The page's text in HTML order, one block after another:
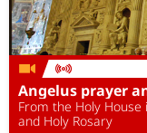
Angelus prayer
From the Holy
and Holy Rosary